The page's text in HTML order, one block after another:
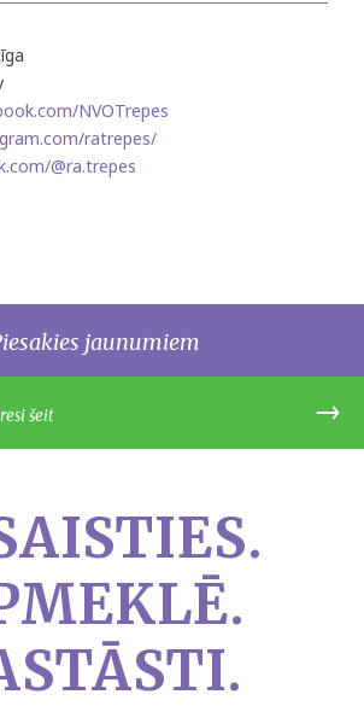
NVOTrepes
ratrepes/
@ra.trepes
jaunumiem